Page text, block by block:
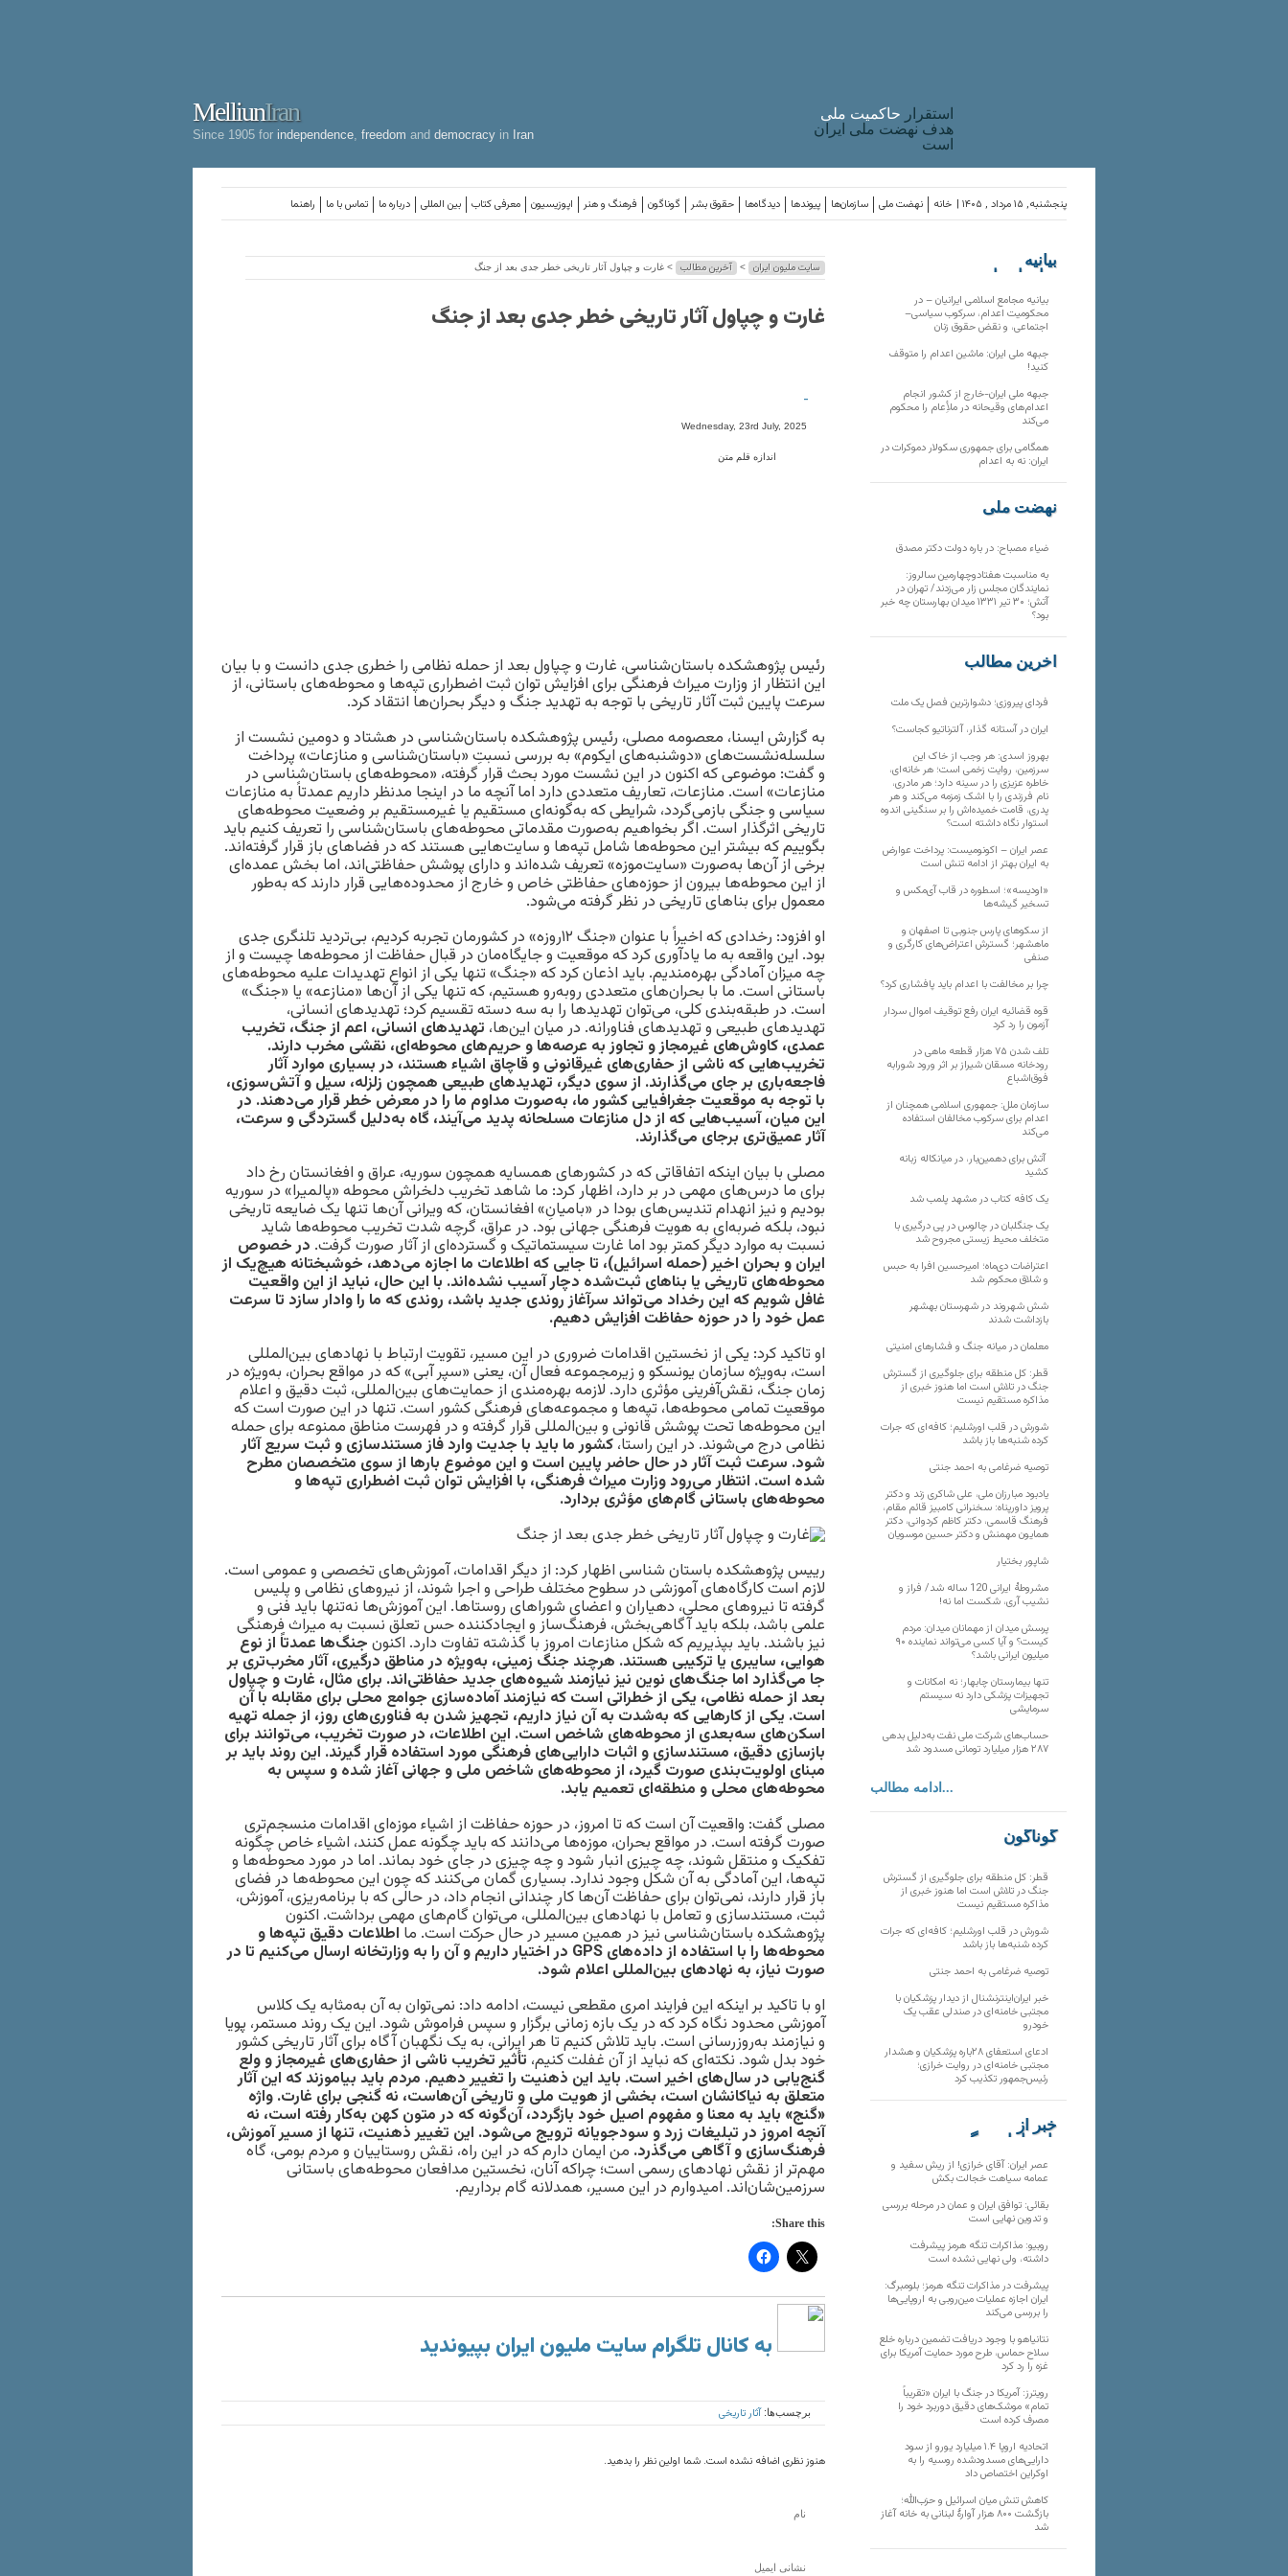
MelliunIran
Since 1905 for independence freedom and democracy in Iran
استقرار حاکميت ملی
هدف نهضت ملی ایران
است
راهنما تماس با ما درباره ما بین المللی معرفی کتاب اپوزیسیون فرهنگ و هنر گوناگون حقوق بشر دیدگاه‌ها پیوندها سازمان‌ها نهضت ملی خانه پنجشنبه, ۱۵ مرداد , ۱۴۰۵ |
سایت ملیون ایران > آخرین مطالب > غارت و چپاول آثار تاریخی خطر جدی بعد از جنگ
غارت و چپاول آثار تاریخی خطر جدی بعد از جنگ
-
Wednesday, 23rd July, 2025
اندازه قلم متن
رئیس پژوهشکده باستان‌شناسی، غارت و چپاول بعد از حمله نظامی را خطری جدی دانست و با بیان
این انتظار از وزارت میراث فرهنگی برای افزایش توان ثبت اضطراری تپه‌ها و محوطه‌های باستانی، از
سرعت پایین ثبت آثار تاریخی با توجه به تهدید جنگ و دیگر بحران‌ها انتقاد کرد.
به گزارش ایسنا، معصومه مصلی، رئیس پژوهشکده باستان‌شناسی در هشتاد و دومین نشست از
سلسله‌نشست‌های «دوشنبه‌های ایکوم» به بررسی نسبتِ «باستان‌شناسی و منازعات» پرداخت
و گفت: موضوعی که اکنون در این نشست مورد بحث قرار گرفته، «محوطه‌های باستان‌شناسی در
منازعات» است. منازعات، تعاریف متعددی دارد اما آنچه ما در اینجا مدنظر داریم عمدتاً به منازعات
سیاسی و جنگی بازمی‌گردد، شرایطی که به‌گونه‌ای مستقیم یا غیرمستقیم بر وضعیت محوطه‌های
تاریخی اثرگذار است. اگر بخواهیم به‌صورت مقدماتی محوطه‌های باستان‌شناسی را تعریف کنیم باید
بگوییم که بیشتر این محوطه‌ها شامل تپه‌ها و سایت‌هایی هستند که در فضاهای باز قرار گرفته‌اند.
برخی از آن‌ها به‌صورت «سایت‌موزه» تعریف شده‌اند و دارای پوشش حفاظتی‌اند، اما بخش عمده‌ای
از این محوطه‌ها بیرون از حوزه‌های حفاظتی خاص و خارج از محدوده‌هایی قرار دارند که به‌طور
معمول برای بناهای تاریخی در نظر گرفته می‌شود.
او افزود: رخدادی که اخیراً با عنوان «جنگ ۱۲روزه» در کشورمان تجربه کردیم، بی‌تردید تلنگری جدی
بود. این واقعه به ما یادآوری کرد که موقعیت و جایگاه‌مان در قبال حفاظت از محوطه‌ها چیست و از
چه میزان آمادگی بهره‌مندیم. باید اذعان کرد که «جنگ» تنها یکی از انواع تهدیدات علیه محوطه‌های
باستانی است. ما با بحران‌های متعددی روبه‌رو هستیم، که تنها یکی از آن‌ها «منازعه» یا «جنگ»
است. در طبقه‌بندی کلی، می‌توان تهدیدها را به سه دسته تقسیم کرد؛ تهدیدهای انسانی،
تهدیدهای طبیعی و تهدیدهای فناورانه. در میان این‌ها، تهدیدهای انسانی، اعم از جنگ، تخریب
عمدی، کاوش‌های غیرمجاز و تجاوز به عرصه‌ها و حریم‌های محوطه‌ای، نقشی مخرب دارند.
تخریب‌هایی که ناشی از حفاری‌های غیرقانونی و قاچاق اشیاء هستند، در بسیاری موارد آثار
فاجعه‌باری بر جای می‌گذارند. از سوی دیگر، تهدیدهای طبیعی همچون زلزله، سیل و آتش‌سوزی،
با توجه به موقعیت جغرافیایی کشور ما، به‌صورت مداوم ما را در معرض خطر قرار می‌دهند. در
این میان، آسیب‌هایی که از دل منازعات مسلحانه پدید می‌آیند، گاه به‌دلیل گستردگی و سرعت،
آثار عمیق‌تری برجای می‌گذارند.
مصلی با بیان اینکه اتفاقاتی که در کشورهای همسایه همچون سوریه، عراق و افغانستان رخ داد
برای ما درس‌های مهمی در بر دارد، اظهار کرد: ما شاهد تخریب دلخراش محوطه «پالمیرا» در سوریه
بودیم و نیز انهدام تندیس‌های بودا در «بامیانِ» افغانستان، که ویرانی آن‌ها تنها یک ضایعه تاریخی
نبود، بلکه ضربه‌ای به هویت فرهنگی جهانی بود. در عراق، گرچه شدت تخریب محوطه‌ها شاید
نسبت به موارد دیگر کمتر بود اما غارت سیستماتیک و گسترده‌ای از آثار صورت گرفت. در خصوص
ایران و بحران اخیر (حمله اسرائیل)، تا جایی که اطلاعات ما اجازه می‌دهد، خوشبختانه هیچ‌یک از
محوطه‌های تاریخی یا بناهای ثبت‌شده دچار آسیب نشده‌اند. با این حال، نباید از این واقعیت
غافل شویم که این رخداد می‌تواند سرآغاز روندی جدید باشد، روندی که ما را وادار سازد تا سرعت
عمل خود را در حوزه حفاظت افزایش دهیم.
او تاکید کرد: یکی از نخستین اقدامات ضروری در این مسیر، تقویت ارتباط با نهادهای بین‌المللی
است، به‌ویژه سازمان یونسکو و زیرمجموعه فعال آن، یعنی «سپر آبی» که در مواقع بحران، به‌ویژه در
زمان جنگ، نقش‌آفرینی مؤثری دارد. لازمه بهره‌مندی از حمایت‌های بین‌المللی، ثبت دقیق و اعلام
موقعیت تمامی محوطه‌ها، تپه‌ها و مجموعه‌های فرهنگی کشور است. تنها در این صورت است که
این محوطه‌ها تحت پوشش قانونی و بین‌المللی قرار گرفته و در فهرست مناطق ممنوعه برای حمله
نظامی درج می‌شوند. در این راستا،کشور ما باید با جدیت وارد فاز مستندسازی و ثبت سریع آثار
شود. سرعت ثبت آثار در حال حاضر پایین است و این موضوع بارها از سوی متخصصان مطرح
شده است. انتظار می‌رود وزارت میراث فرهنگی، با افزایش توان ثبت اضطراری تپه‌ها و
محوطه‌های باستانی گام‌های مؤثری بردارد.
رییس پژوهشکده باستان‌ شناسی اظهار کرد: از دیگر اقدامات، آموزش‌های تخصصی و عمومی است.
لازم است کارگاه‌های آموزشی در سطوح مختلف طراحی و اجرا شوند، از نیروهای نظامی و پلیس
گرفته تا نیروهای محلی، دهیاران و اعضای شوراهای روستاها. این آموزش‌ها نه‌تنها باید فنی و
علمی باشد، بلکه باید آگاهی‌بخش، فرهنگ‌ساز و ایجادکننده حس تعلق نسبت به میراث فرهنگی
نیز باشند. باید بپذیریم که شکل منازعات امروز با گذشته تفاوت دارد. اکنونجنگ‌ها عمدتاً از نوع
هوایی، سایبری یا ترکیبی هستند. هرچند جنگ زمینی، به‌ویژه در مناطق درگیری، آثار مخرب‌تری بر
جا می‌گذارد اما جنگ‌های نوین نیز نیازمند شیوه‌های جدید حفاظتی‌اند. برای مثال، غارت و چپاول
بعد از حمله نظامی، یکی از خطراتی است که نیازمند آماده‌سازی جوامع محلی برای مقابله با آن
است. یکی از کارهایی که به‌شدت به آن نیاز داریم، تجهیز شدن به فناوری‌های روز، از جمله تهیه
اسکن‌های سه‌بعدی از محوطه‌های شاخص است. این اطلاعات، در صورت تخریب، می‌توانند برای
بازسازی دقیق، مستندسازی و اثبات دارایی‌های فرهنگی مورد استفاده قرار گیرند. این روند باید بر
مبنای اولویت‌بندی صورت گیرد، از محوطه‌های شاخص ملی و جهانی آغاز شده و سپس به
محوطه‌های محلی و منطقه‌ای تعمیم یابد.
مصلی گفت: واقعیت آن است که تا امروز، در حوزه حفاظت از اشیاء موزه‌ای اقدامات منسجم‌تری
صورت گرفته است. در مواقع بحران، موزه‌ها می‌دانند که باید چگونه عمل کنند، اشیاء خاص چگونه
تفکیک و منتقل شوند، چه چیزی انبار شود و چه چیزی در جای خود بماند. اما در مورد محوطه‌ها و
تپه‌ها، این آمادگی به آن شکل وجود ندارد. بسیاری گمان می‌کنند که چون این محوطه‌ها در فضای
باز قرار دارند، نمی‌توان برای حفاظت آن‌ها کار چندانی انجام داد، در حالی که با برنامه‌ریزی، آموزش،
ثبت، مستندسازی و تعامل با نهادهای بین‌المللی، می‌توان گام‌های مهمی برداشت. اکنون
پژوهشکده باستان‌شناسی نیز در همین مسیر در حال حرکت است. ما اطلاعات دقیق تپه‌ها و
محوطه‌ها را با استفاده از داده‌های GPS در اختیار داریم و آن را به وزارتخانه ارسال می‌کنیم تا در
صورت نیاز، به نهادهای بین‌المللی اعلام شود.
او با تاکید بر اینکه این فرایند امری مقطعی نیست، ادامه داد: نمی‌توان به آن به‌مثابه یک کلاس
آموزشی محدود نگاه کرد که در یک بازه زمانی برگزار و سپس فراموش شود. این یک روند مستمر، پویا
و نیازمند به‌روزرسانی است. باید تلاش کنیم تا هر ایرانی، به یک نگهبان آگاه برای آثار تاریخی کشور
خود بدل شود. نکته‌ای که نباید از آن غفلت کنیم، تأثیر تخریب ناشی از حفاری‌های غیرمجاز و ولع
گنج‌یابی در سال‌های اخیر است. باید این ذهنیت را تغییر دهیم. مردم باید بیاموزند که این آثار
متعلق به نیاکانشان است، بخشی از هویت ملی و تاریخی آن‌هاست، نه گنجی برای غارت. واژه
«گنج» باید به معنا و مفهوم اصیل خود بازگردد، آن‌گونه که در متون کهن به‌کار رفته است، نه
آنچه امروز در تبلیغات زرد و سودجویانه ترویج می‌شود. این تغییر ذهنیت، تنها از مسیر آموزش،
فرهنگ‌سازی و آگاهی می‌گذرد. من ایمان دارم که در این راه، نقش روستاییان و مردم بومی، گاه
مهم‌تر از نقش نهادهای رسمی است؛ چراکه آنان، نخستین مدافعان محوطه‌های باستانی
سرزمین‌شان‌اند. امیدوارم در این مسیر، همدلانه گام برداریم.
Share this:
به کانال تلگرام سایت ملیون ایران بپیوندید
برچسب‌ها:آثار تاریخی
هنوز نظری اضافه نشده است. شما اولین نظر را بدهید.
بیانیه
سازمان‌های
بیانیه مجامع اسلامی ایرانیان – در
محکومیت اعدام، سرکوب سیاسی–
اجتماعی، و نقض حقوق زنان
جبهه ملی ایران: ماشین اعدام را متوقف
کنید!
جبهه ملی ایران-خارج از کشور انجام
اعدام‌های وقیحانه در ملأِعام را محکوم
می‌کند
همگامی برای جمهوری سکولار دموکرات در
ایران: نه به اعدام
نهضت ملی
ضیاء مصباح: در باره دولت دکتر مصدق
به مناسبت هفتادوچهارمین سالروز:
نمایندگان مجلس زار می‌زدند/ تهران در
آتش؛ ۳۰ تیر ۱۳۳۱ میدان بهارستان چه خبر
بود؟
آخرین مطالب
فردای پیروزی؛ دشوارترین فصل یک ملت
ایران در آستانه گذار، آلترناتیو کجاست؟
بهروز اسدی: هر وجب از خاک‌ این
سرزمین، روایت زخمی است؛ هر خانه‌ای،
خاطره عزیزی را در سینه دارد؛ هر مادری،
نام فرزندی را با اشک زمزمه می‌کند و هر
پدری، قامت خمیده‌اش را بر سنگینی اندوه
استوار نگاه داشته است؟
عصر ایران – اکونومیست: پرداخت عوارض
به ایران بهتر از ادامه تنش است
«اودیسه»؛ اسطوره در قاب آی‌مکس و
تسخیر گیشه‌ها
از سکوهای پارس جنوبی تا اصفهان و
ماهشهر؛ گسترش اعتراض‌های کارگری و
صنفی
چرا بر مخالفت با اعدام باید پافشاری کرد؟
قوه قضائیه ایران رفع توقیف اموال سردار
آزمون را رد کرد
تلف شدن ۷۵ هزار قطعه ماهی در
رودخانه مسقان شیراز بر اثر ورود شورابه
فوق‌اشباع
سازمان ملل: جمهوری اسلامی همچنان از
اعدام برای سرکوب مخالفان استفاده
می‌کند
آتش برای دهمین‌بار، در میانکاله زبانه
کشید
یک کافه کتاب در مشهد پلمب شد
یک جنگلبان در چالوس در پی درگیری با
متخلف محیط زیستی مجروح شد
اعتراضات دی‌ماه؛ امیرحسین افرا به حبس
و شلاق محکوم شد
شش شهروند در شهرستان بهشهر
بازداشت شدند
معلمان در میانه جنگ و فشارهای امنیتی
قطر: کل منطقه برای جلوگیری از گسترش
جنگ در تلاش است اما هنوز خبری از
مذاکره مستقیم نیست
شورش در قلب اورشلیم؛ کافه‌ای که جرات
کرده شنبه‌ها باز باشد
توصیه ضرغامی به احمد جنتی
یادبود مبارزان ملی، علی شاکری زند و دکتر
پرویز داورپناه: سخنرانی کامبیز قائم مقام،
فرهنگ قاسمی، دکتر کاظم کردوانی، دکتر
همایون مهمنش و دکتر حسین موسویان
شاپور بختیار
مشروطۀ ایرانی 120 ساله شد/ فراز و
نشیب آری، شکست اما نه!
پرسش میدان از مهمانان میدان: مردم
کیست؟ و آیا کسی می‌تواند نماینده ۹۰
میلیون ایرانی باشد؟
تنها بیمارستان چابهار؛ نه امکانات و
تجهیزات پزشکی دارد نه سیستم
سرمایشی
حساب‌های شرکت ملی نفت به‌دلیل بدهی
۲۸۷ هزار میلیارد تومانی مسدود شد
ادامه مطالب...
گوناگون
قطر: کل منطقه برای جلوگیری از گسترش
جنگ در تلاش است اما هنوز خبری از
مذاکره مستقیم نیست
شورش در قلب اورشلیم؛ کافه‌ای که جرات
کرده شنبه‌ها باز باشد
توصیه ضرغامی به احمد جنتی
خبر ایران‌اینترنشنال از دیدار پزشکیان با
مجتبی خامنه‌ای در صندلی عقب یک
خودرو
ادعای استعفای ۲۸باره پزشکیان و هشدار
مجتبی خامنه‌ای در روایت خرازی؛
رئیس‌جمهور تکذیب کرد
خبر از
تارنماهای دیگر
عصر ایران: آقای خرازی! از ریش سفید و
عمامه سیاهت خجالت بکش
بقائی: توافق ایران و عمان در مرحله بررسی
و تدوین نهایی است
روبیو: مذاکرات تنگه هرمز پیشرفت
داشته، ولی نهایی نشده است
پیشرفت در مذاکرات تنگه هرمز؛ بلومبرگ:
ایران اجازه عملیات مین‌روبی به اروپایی‌ها
را بررسی می‌کند
نتانیاهو با وجود دریافت تضمین درباره خلع
سلاح حماس، طرح مورد حمایت آمریکا برای
غزه را رد کرد
رویترز: آمریکا در جنگ با ایران «تقریباً
تمام» موشک‌های دقیق دوربرد خود را
مصرف کرده است
اتحادیه اروپا ۱.۴ میلیارد یورو از سود
دارایی‌های مسدودشده روسیه را به
اوکراین ‏اختصاص داد
کاهش تنش میان اسرائیل و حزب‌الله؛
بازگشت ۸۰۰ هزار آوارۀ لبنانی به خانه‌ آغاز
شد